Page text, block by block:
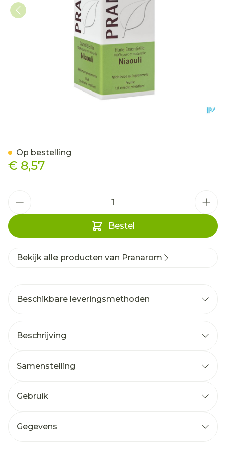
€ 8,57
Bestel
Op bestelling
Bekijk alle producten van Pranarom
Beschikbare leveringsmethoden
Beschrijving
Samenstelling
Gebruik
Gegevens